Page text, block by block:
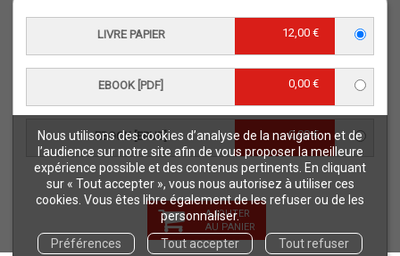
Nous utilisons des cookies d’analyse de la navigation et de
l’audience sur notre site afin de vous proposer la meilleure
expérience possible et des contenus pertinents. En cliquant
sur « Tout accepter », vous nous autorisez à utiliser ces
cookies. Vous êtes libre également de les refuser ou de les
personnaliser.
Préférences
Tout accepter Tout refuser
LIVRE PAPIER 12,00 €
EBOOK [PDF] 0,00 €
EBOOK [EPUB] 0,00 €
AJOUTER
AU PANIER
Vous êtes journaliste
Vous êtes libraire
Foreign rights
Procédure d'évaluation
NOTRE SITE
Quae © 2018
Mentions légales
Déclaration d'accessibilité